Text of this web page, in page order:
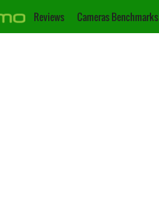
Reviews Cameras Benchmarks